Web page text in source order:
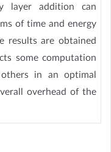
layer addition can
of time and energy
results are obtained
some computation
in an optimal
overhead of the